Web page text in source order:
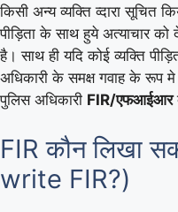
किसी अन्य व्यक्ति व्दारा सूचित
पीड़िता के साथ हुये अत्याचार
है। साथ ही यदि कोई व्यक्ति
अधिकारी के समक्ष गवाह के रूप
पुलिस अधिकारी FIR/एफआईआर
FIR कौन लिखा
write FIR?)